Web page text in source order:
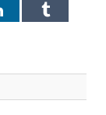
LinkedInTumblr